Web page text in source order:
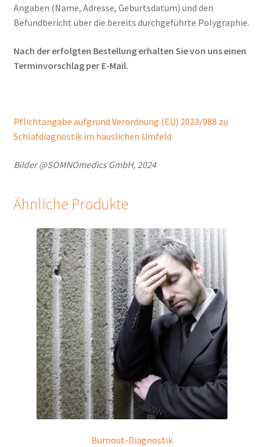
Angaben (Name, Adresse, Geburtsdatum) und den
Befundbericht über die bereits durchgeführte Polygraphie.
Nach der erfolgten Bestellung erhalten Sie von uns einen
Terminvorschlag per E-Mail.
Pflichtangabe aufgrund Verordnung (EU) 2023/988 zu
Schlafdiagnostik im häuslichen Umfeld
Bilder @SOMNOmedics GmbH, 2024
Ähnliche Produkte
Burnout-Diagnostik